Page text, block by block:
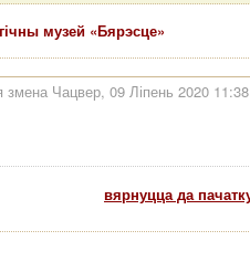
музей «Бярэсце»
Чацвер, 09 Ліпень 2020 11:38
вярнуцца да